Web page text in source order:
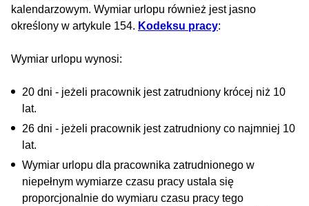
kalendarzowym. Wymiar urlopu również jest jasno
określony w artykule 154. Kodeksu pracy:
Wymiar urlopu wynosi:
20 dni - jeżeli pracownik jest zatrudniony krócej niż 10
lat.
26 dni - jeżeli pracownik jest zatrudniony co najmniej 10
lat.
Wymiar urlopu dla pracownika zatrudnionego w
niepełnym wymiarze czasu pracy ustala się
proporcjonalnie do wymiaru czasu pracy tego